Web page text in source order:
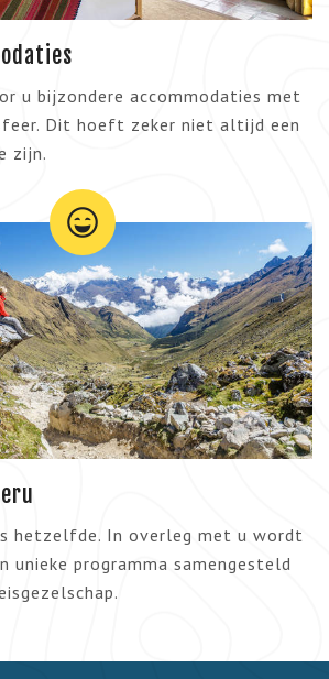
u bijzondere accommodaties met
Dit hoeft zeker niet altijd een
zijn.
hetzelfde. In overleg met u wordt
unieke programma samengesteld